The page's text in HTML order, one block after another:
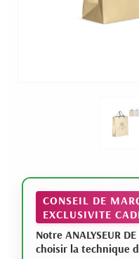
CONSEIL DE
EXCLUSIVITE
Notre ANALYSEUR
choisir la technique